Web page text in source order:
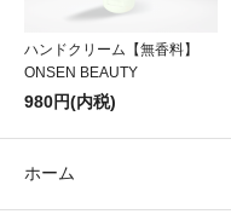
ハンドクリーム【無香料】
ONSEN BEAUTY
980円(内税)
ホーム